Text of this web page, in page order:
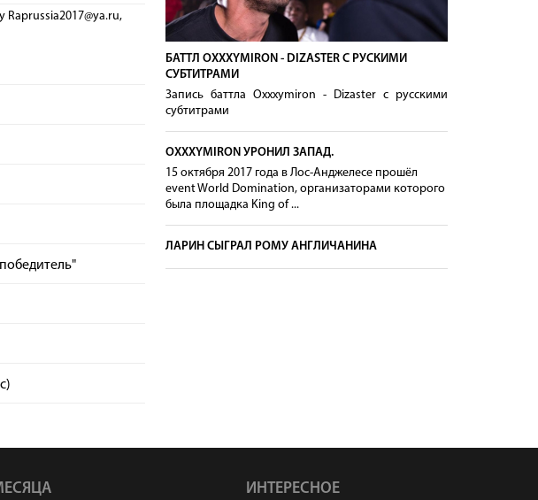
БАТТЛ OXXXYMIRON - DIZASTER С РУСКИМИ
СУБТИТРАМИ
Запись баттла Oxxxymiron - Dizaster с русскими
субтитрами
OXXXYMIRON УРОНИЛ ЗАПАД.
15 октября 2017 года в Лос-Анджелесе прошёл
event World Domination, организаторами которого
была площадка King of ...
ЛАРИН СЫГРАЛ РОМУ АНГЛИЧАНИНА
ИНТЕРЕСНОЕ